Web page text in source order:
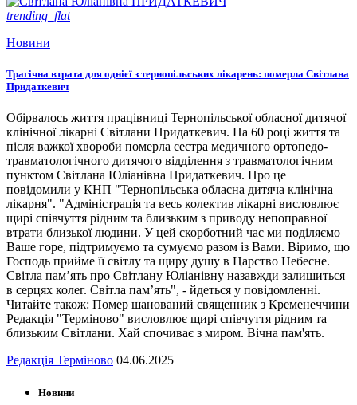
trending_flat
Новини
Трагічна втрата для однієї з тернопільських лікарень: померла Світлана
Придаткевич
Обірвалось життя працівниці Тернопільської обласної дитячої
клінічної лікарні Світлани Придаткевич. На 60 році життя та
після важкої хвороби померла сестра медичного ортопедо-
травматологічного дитячого відділення з травматологічним
пунктом Світлана Юліанівна Придаткевич. Про це
повідомили у КНП "Тернопільська обласна дитяча клінічна
лікарня". "Адміністрація та весь колектив лікарні висловлює
щирі співчуття рідним та близьким з приводу непоправної
втрати близької людини. У цей скорботний час ми поділяємо
Ваше горе, підтримуємо та сумуємо разом із Вами. Віримо, що
Господь прийме її світлу та щиру душу в Царство Небесне.
Світла пам’ять про Світлану Юліанівну назавжди залишиться
в серцях колег. Світла пам’ять", - йдеться у повідомленні.
Читайте також: Помер шанований священник з Кременеччини
Редакція "Терміново" висловлює щирі співчуття рідним та
близьким Світлани. Хай спочиває з миром. Вічна пам'ять.
Редакція Терміново 04.06.2025
Новини